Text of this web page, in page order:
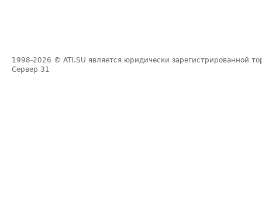
1998-2026 © ATI.SU является юридически зарегистрированной
Сервер 31